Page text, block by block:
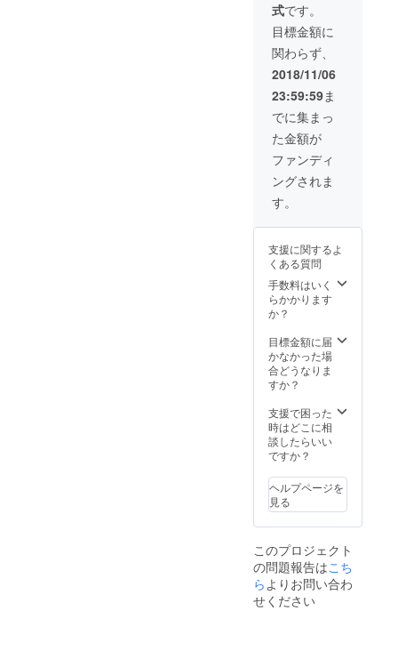
式です。
目標金額に
関わらず、
2018/11/06
23:59:59ま
でに集まっ
た金額が
ファンディ
ングされま
す。
支援に関するよ
くある質問
手数料はいく
らかかります
か？
目標金額に届
かなかった場
合どうなりま
すか？
支援で困った
時はどこに相
談したらいい
ですか？
ヘルプページを
見る
このプロジェクト
の問題報告はこち
らよりお問い合わ
せください